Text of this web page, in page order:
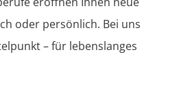
oder persönlich. Bei uns
– für lebenslanges